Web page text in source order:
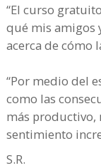
“El curso
qué mis amigos
acerca de cómo
“Por medio del
como las
más productivo,
sentimiento
S.R.